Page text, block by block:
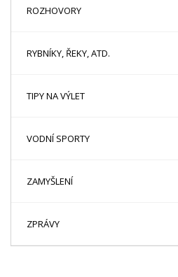
ROZHOVORY
RYBNÍKY, ŘEKY, ATD.
TIPY NA VÝLET
VODNÍ SPORTY
ZAMYŠLENÍ
ZPRÁVY